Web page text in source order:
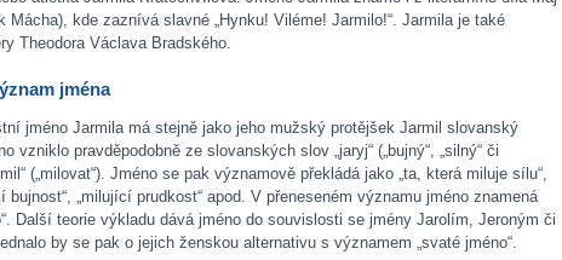
Mácha), kde zaznívá slavné „Hynku! Viléme! Jarmilo!“. Jarmila je také
Theodora Václava Bradského.
jména
jméno Jarmila má stejně jako jeho mužský protějšek Jarmil slovanský
vzniklo pravděpodobně ze slovanských slov „jaryj“ („bujný“, „silný“ či
(„milovat“). Jméno se pak významově překládá jako „ta, která miluje sílu“,
bujnost“, „milující prudkost“ apod. V přeneseném významu jméno znamená
Další teorie výkladu dává jméno do souvislosti se jmény Jarolím, Jeroným či
by se pak o jejich ženskou alternativu s významem „svaté jméno“.